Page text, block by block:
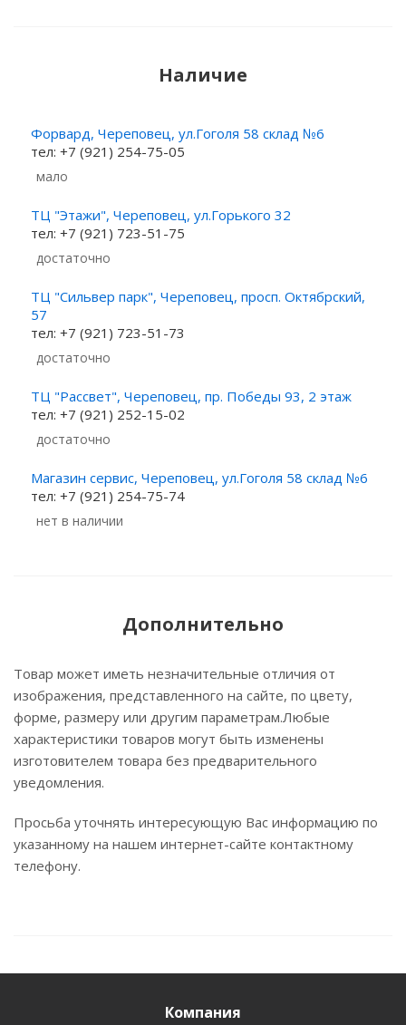
Наличие
Форвард, Череповец, ул.Гоголя 58 склад №6
тел: +7 (921) 254-75-05
Мало
ТЦ "Этажи", Череповец, ул.Горького 32
тел: +7 (921) 723-51-75
Достаточно
ТЦ "Сильвер парк", Череповец, просп. Октябрский,
57
тел: +7 (921) 723-51-73
Достаточно
ТЦ "Рассвет", Череповец, пр. Победы 93, 2 этаж
тел: +7 (921) 252-15-02
Достаточно
Магазин сервис, Череповец, ул.Гоголя 58 склад №6
тел: +7 (921) 254-75-74
Нет в наличии
Дополнительно
Товар может иметь незначительные отличия от
изображения, представленного на сайте, по цвету,
форме, размеру или другим параметрам.Любые
характеристики товаров могут быть изменены
изготовителем товара без предварительного
уведомления.
Просьба уточнять интересующую Вас информацию по
указанному на нашем интернет-сайте контактному
телефону.
Компания